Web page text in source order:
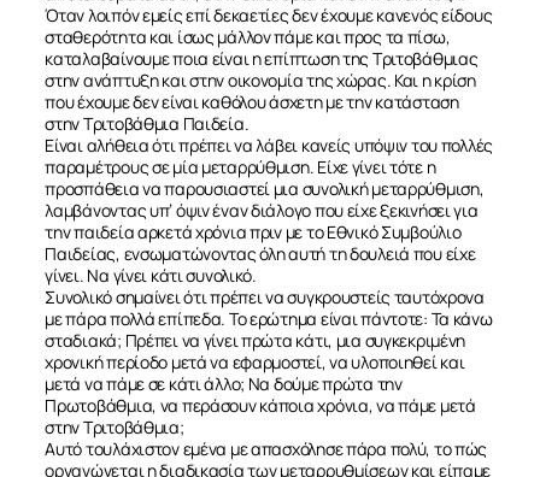
Όταν λοιπόν εμείς επί δεκαετίες δεν έχουμε κανενός είδους
σταθερότητα και ίσως μάλλον πάμε και προς τα πίσω,
καταλαβαίνουμε ποια είναι η επίπτωση της Τριτοβάθμιας
στην ανάπτυξη και στην οικονομία της χώρας. Και η κρίση
που έχουμε δεν είναι καθόλου άσχετη με την κατάσταση
στην Τριτοβάθμια Παιδεία.
Είναι αλήθεια ότι πρέπει να λάβει κανείς υπόψιν του πολλές
παραμέτρους σε μία μεταρρύθμιση. Είχε γίνει τότε η
προσπάθεια να παρουσιαστεί μια συνολική μεταρρύθμιση,
λαμβάνοντας υπ’ όψιν έναν διάλογο που είχε ξεκινήσει για
την παιδεία αρκετά χρόνια πριν με το Εθνικό Συμβούλιο
Παιδείας, ενσωματώνοντας όλη αυτή τη δουλειά που είχε
γίνει. Να γίνει κάτι συνολικό.
Συνολικό σημαίνει ότι πρέπει να συγκρουστείς ταυτόχρονα
με πάρα πολλά επίπεδα. Το ερώτημα είναι πάντοτε: Τα κάνω
σταδιακά; Πρέπει να γίνει πρώτα κάτι, μια συγκεκριμένη
χρονική περίοδο μετά να εφαρμοστεί, να υλοποιηθεί και
μετά να πάμε σε κάτι άλλο; Να δούμε πρώτα την
Πρωτοβάθμια, να περάσουν κάποια χρόνια, να πάμε μετά
στην Τριτοβάθμια;
Αυτό τουλάχιστον εμένα με απασχόλησε πάρα πολύ, το πώς
οργανώνεται η διαδικασία των μεταρρυθμίσεων και είπαμε